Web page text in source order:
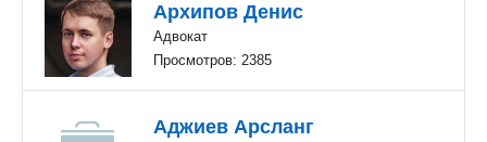
Архипов Денис
Адвокат
Просмотров: 2385
Аджиев Арсланг